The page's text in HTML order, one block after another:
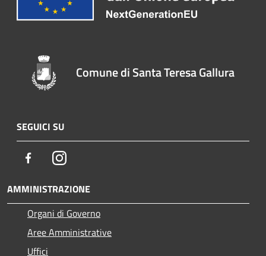
Comune di Santa Teresa Gallura
SEGUICI SU
FacebookInstagram
AMMINISTRAZIONE
Organi di Governo
Aree Amministrative
Uffici